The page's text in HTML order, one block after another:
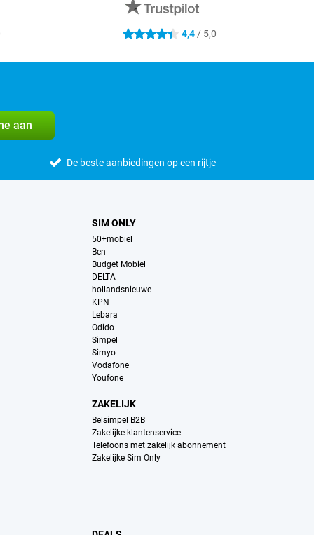
4.4 sterren 4,4 / 5,0
aan
De beste aanbiedingen op een rijtje
SIM ONLY
50+mobiel
Ben
Budget Mobiel
DELTA
hollandsnieuwe
KPN
Lebara
Odido
Simpel
Simyo
Vodafone
Youfone
ZAKELIJK
Belsimpel B2B
Zakelijke klantenservice
Telefoons met zakelijk abonnement
Zakelijke Sim Only